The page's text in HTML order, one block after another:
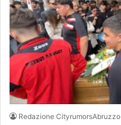
Redazione CityrumorsAbruzzo